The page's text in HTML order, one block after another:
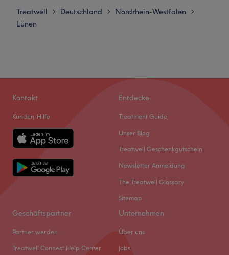
Treatwell > Deutschland > Nordrhein-Westfalen >
Lünen
Kontakt
Kunden-Hilfe
Entdecke
Treatment Guide
Unser Blog
Treatwell Geschenkgutschein
Newsletter Anmeldung
The Treatwell Glossary
Sitemap
Geschäftspartner
Partner werden
Treatwell Connect Help Center
Unternehmen
Über uns
Jobs